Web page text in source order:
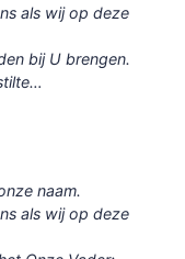
als wij op deze
bij U brengen.
naam.
als wij op deze